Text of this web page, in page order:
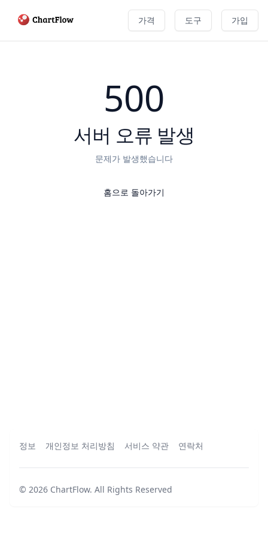
가격 도구 가입
500
서버 오류 발생
문제가 발생했습니다
홈으로 돌아가기
정보 개인정보 처리방침 서비스 약관 연락처
© 2026 ChartFlow. All Rights Reserved